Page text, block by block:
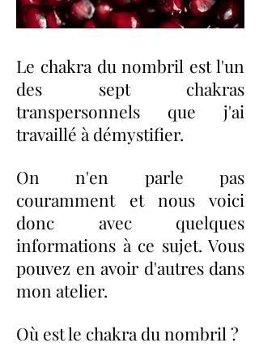
Le chakra du nombril est l'un
des sept chakras
transpersonnels que j'ai
travaillé à démystifier.
On n'en parle pas
couramment et nous voici
donc avec quelques
informations à ce sujet. Vous
pouvez en avoir d'autres dans
mon atelier.
Où est le chakra du nombril ?